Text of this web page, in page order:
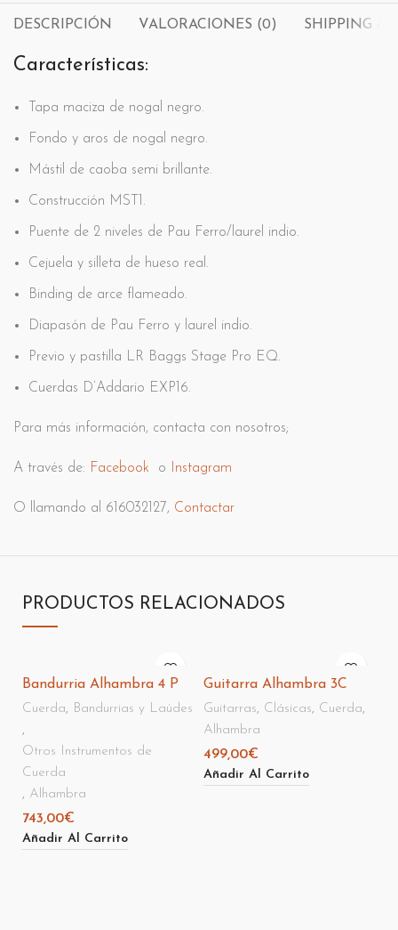
DESCRIPCIÓN VALORACIONES (0) SHIPPING &
Características:
Tapa maciza de nogal negro.
Fondo y aros de nogal negro.
Mástil de caoba semi brillante.
Construcción MST1.
Puente de 2 niveles de Pau Ferro/laurel indio.
Cejuela y silleta de hueso real.
Binding de arce flameado.
Diapasón de Pau Ferro y laurel indio.
Previo y pastilla LR Baggs Stage Pro EQ.
Cuerdas D’Addario EXP16.
Para más información, contacta con nosotros;
A través de: Facebook o Instagram
O llamando al 616032127, Contactar
PRODUCTOS RELACIONADOS
Bandurria Alhambra 4 P
Cuerda, Bandurrias y Laúdes
,
Otros Instrumentos de
Cuerda
, Alhambra
743,00€
Añadir Al Carrito
Guitarra Alhambra 3C
Guitarras, Clásicas, Cuerda,
Alhambra
499,00€
Añadir Al Carrito